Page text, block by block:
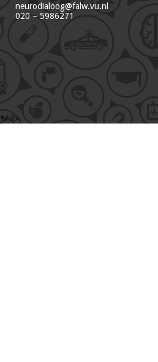
neurodialoog@falw.vu.nl
020 – 5986271
*/ ?>